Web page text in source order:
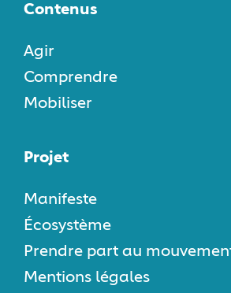
Contenus
Agir
Comprendre
Mobiliser
Projet
Manifeste
Écosystème
Prendre part au
Mentions légales